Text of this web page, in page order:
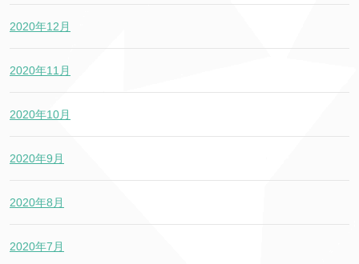
2020年12月
2020年11月
2020年10月
2020年9月
2020年8月
2020年7月